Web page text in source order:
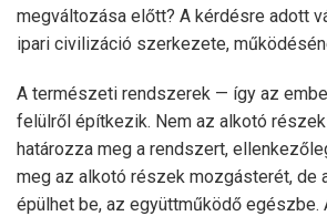
megváltozása előtt? A kérdésre adott
ipari civilizáció szerkezete,
A természeti rendszerek — így az
felülről építkezik. Nem az alkotó
határozza meg a rendszert,
meg az alkotó részek mozgásterét, de
épülhet be, az együttműködő egészbe.